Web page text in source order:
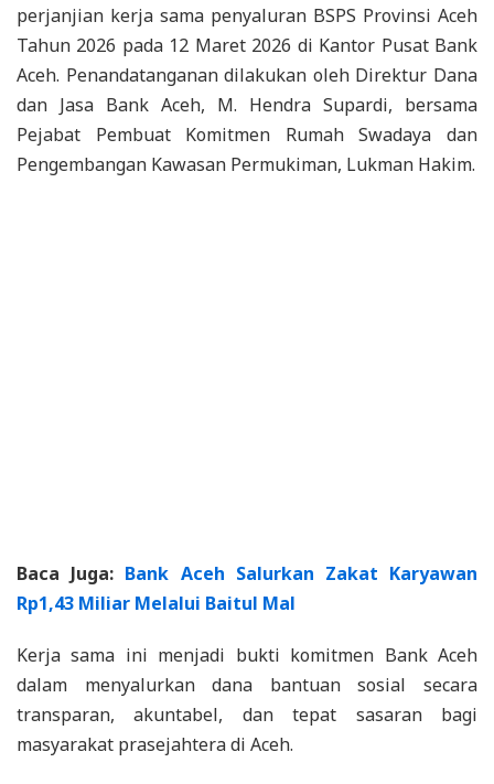
perjanjian kerja sama penyaluran BSPS Provinsi Aceh
Tahun 2026 pada 12 Maret 2026 di Kantor Pusat Bank
Aceh. Penandatanganan dilakukan oleh Direktur Dana
dan Jasa Bank Aceh, M. Hendra Supardi, bersama
Pejabat Pembuat Komitmen Rumah Swadaya dan
Pengembangan Kawasan Permukiman, Lukman Hakim.
Baca Juga: Bank Aceh Salurkan Zakat Karyawan
Rp1,43 Miliar Melalui Baitul Mal
Kerja sama ini menjadi bukti komitmen Bank Aceh
dalam menyalurkan dana bantuan sosial secara
transparan, akuntabel, dan tepat sasaran bagi
masyarakat prasejahtera di Aceh.